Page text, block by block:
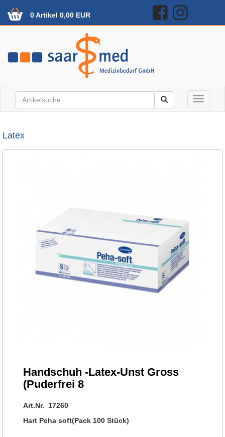
0 Artikel 0,00 EUR
Toggle
Latex
Handschuh -Latex-Unst Gross
(Puderfrei 8
Art.Nr. 17260
Hart Peha soft(Pack 100 Stück)